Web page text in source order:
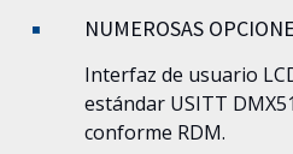
NUMEROSAS
Interfaz de usuario
estándar USITT
conforme RDM.